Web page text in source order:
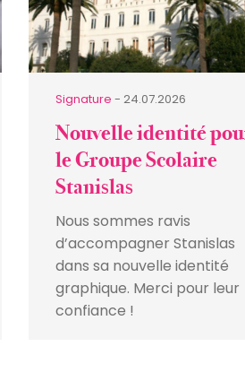
Signature - 24.07.2026
Nouvelle identité
le Groupe Scolaire
Stanislas
Nous sommes ravis
d’accompagner Stanislas
dans sa nouvelle identité
graphique. Merci pour leur
confiance !